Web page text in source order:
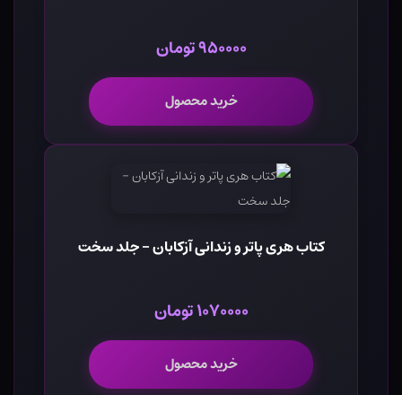
۹۵۰۰۰۰ تومان
خرید محصول
کتاب هری پاتر و زندانی آزکابان - جلد سخت
۱۰۷۰۰۰۰ تومان
خرید محصول